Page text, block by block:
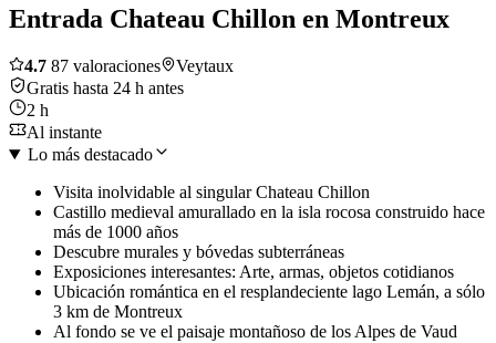
Entrada Chateau Chillon en Montreux
4.7 87 valoraciones
Veytaux
Gratis hasta 24 h antes
2 h
Al instante
Lo más destacado
Visita inolvidable al singular Chateau Chillon
Castillo medieval amurallado en la isla rocosa construido hace
más de 1000 años
Descubre murales y bóvedas subterráneas
Exposiciones interesantes: Arte, armas, objetos cotidianos
Ubicación romántica en el resplandeciente lago Lemán, a sólo
3 km de Montreux
Al fondo se ve el paisaje montañoso de los Alpes de Vaud